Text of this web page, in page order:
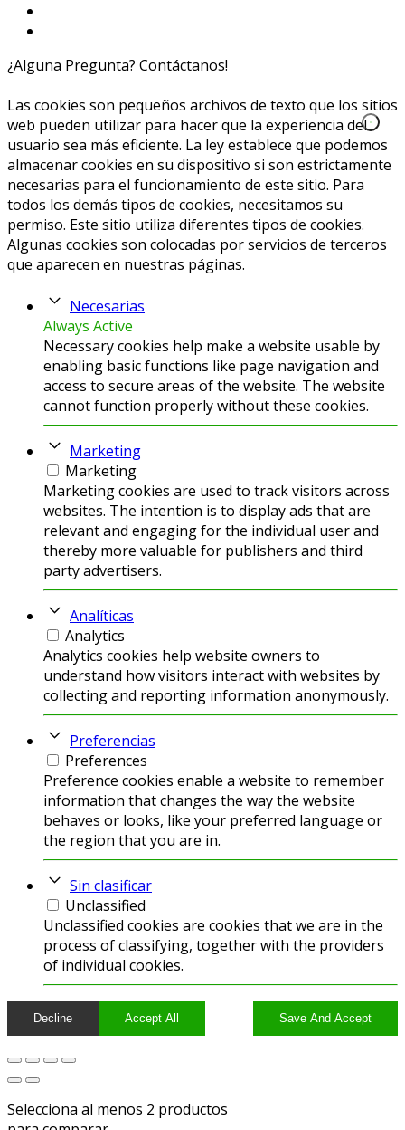
¿Alguna Pregunta? Contáctanos!
Las cookies son pequeños archivos de texto que los sitios
web pueden utilizar para hacer que la experiencia del
usuario sea más eficiente. La ley establece que podemos
almacenar cookies en su dispositivo si son estrictamente
necesarias para el funcionamiento de este sitio. Para
todos los demás tipos de cookies, necesitamos su
permiso. Este sitio utiliza diferentes tipos de cookies.
Algunas cookies son colocadas por servicios de terceros
que aparecen en nuestras páginas.
Necesarias
Always Active
Necessary cookies help make a website usable by
enabling basic functions like page navigation and
access to secure areas of the website. The website
cannot function properly without these cookies.
Marketing
Marketing
Marketing cookies are used to track visitors across
websites. The intention is to display ads that are
relevant and engaging for the individual user and
thereby more valuable for publishers and third
party advertisers.
Analíticas
Analytics
Analytics cookies help website owners to
understand how visitors interact with websites by
collecting and reporting information anonymously.
Preferencias
Preferences
Preference cookies enable a website to remember
information that changes the way the website
behaves or looks, like your preferred language or
the region that you are in.
Sin clasificar
Unclassified
Unclassified cookies are cookies that we are in the
process of classifying, together with the providers
of individual cookies.
Decline Accept All Save And Accept
Selecciona al menos 2 productos